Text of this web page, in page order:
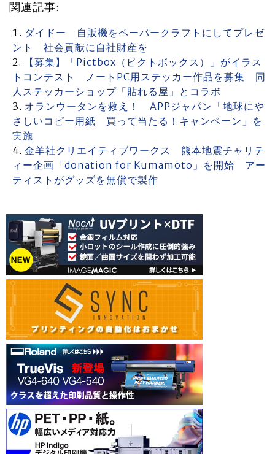
関連記事:
ダイドー 自販機をペーパークラフトにしてプレゼ
ント 社会貢献に自社財産を
【募集】「Pictbox（ピクトボックス）」がイラス
トコンテスト ノートPC用ステッカー作品を募集 同
人ステッカーショップ「貼れる屋」とコラボ
オランウータンを救え！ APPジャパン「地球にや
さしいコピー用紙 買って当たる！キャンペーン」を
実施
金羊社クリエイティブワークス 熊本地震チャリテ
ィー企画「donation for Kumamoto」を開始 アー
ティストがグッズを無償で製作